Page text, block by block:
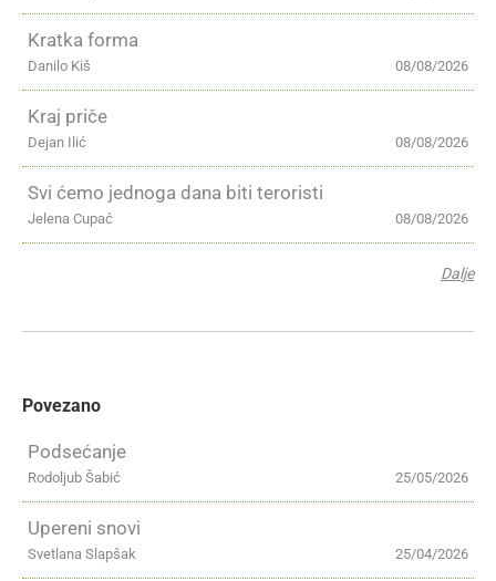
Kratka forma
08/08/2026
Danilo Kiš
Kraj priče
08/08/2026
Dejan Ilić
Svi ćemo jednoga dana biti teroristi
08/08/2026
Jelena Cupać
Dalje
Povezano
Podsećanje
25/05/2026
Rodoljub Šabić
Upereni snovi
25/04/2026
Svetlana Slapšak